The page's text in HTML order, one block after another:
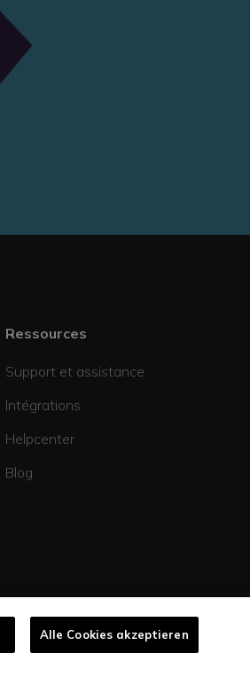
Ressources
Support et assistance
Intégrations
Helpcenter
Blog
Alle Cookies akzeptieren